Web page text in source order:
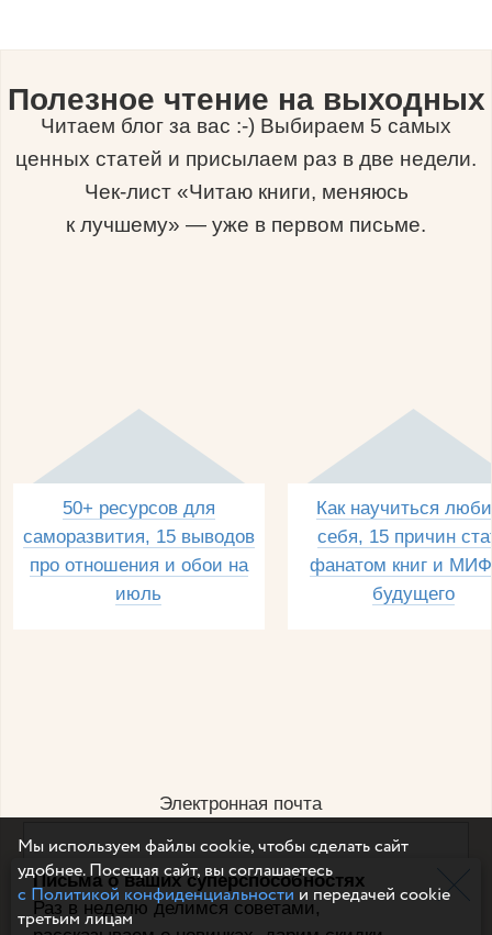
Письма о ваших суперспособностях
Раз в неделю делимся советами,
Полезное чтение на выходных
Читаем блог за вас :-) Выбираем 5 самых
ценных статей и присылаем раз в две недели.
Чек-лист «Читаю книги, меняюсь
к лучшему» — уже в первом письме.
50+ ресурсов для
саморазвития, 15 выводов
про отношения и обои на
июль
Как научиться
себя, 15 причин
фанатом книг и
будущего
Электронная почта
Например, dulsineya@gmail.com
Без спама и смс
Мы используем файлы cookie, чтобы сделать сайт
удобнее. Посещая сайт, вы соглашаетесь
с Политикой конфиденциальностии передачей cookie
третьим лицам